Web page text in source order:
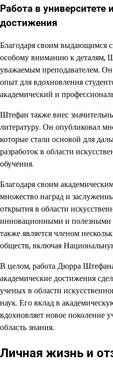
Работа в университете
достижения
Благодаря своим выдающимся
особому вниманию к деталям,
уважаемым преподавателем.
опыт для вдохновления
академический и
Штефан также внес
литературу. Он опубликовал
которые стали основой для
разработок в области
обучения.
Благодаря своим
множество наград и
открытия в области
инновационными и полезными
также является членом
обществ, включая
В целом, работа Дюрра
академические достижения
ученых в области
наук. Его вклад в
вдохновляет новое поколение
область знания.
Личная жизнь и